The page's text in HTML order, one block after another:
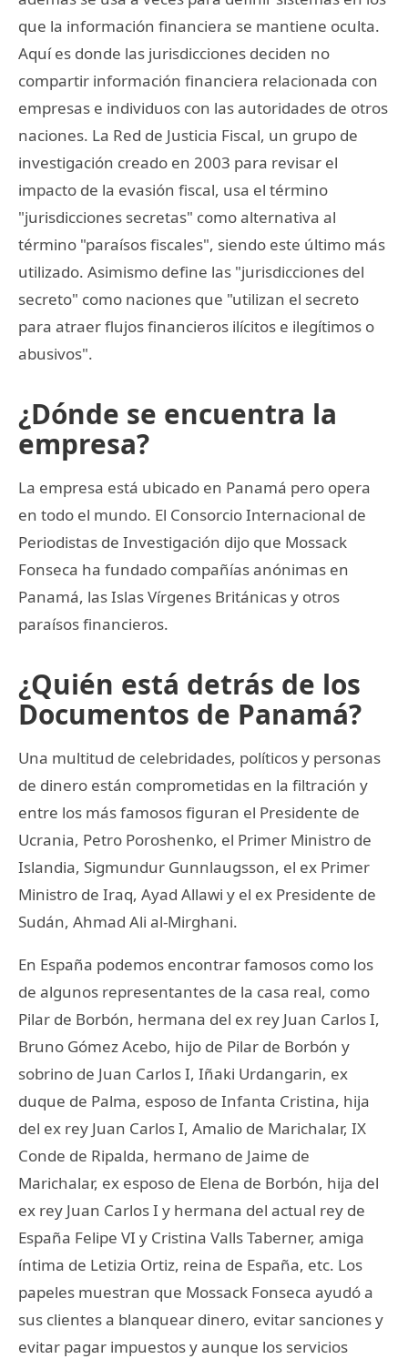
que la información financiera se mantiene oculta.
Aquí es donde las jurisdicciones deciden no
compartir información financiera relacionada con
empresas e individuos con las autoridades de otros
naciones. La Red de Justicia Fiscal, un grupo de
investigación creado en 2003 para revisar el
impacto de la evasión fiscal, usa el término
"jurisdicciones secretas" como alternativa al
término "paraísos fiscales", siendo este último más
utilizado. Asimismo define las "jurisdicciones del
secreto" como naciones que "utilizan el secreto
para atraer flujos financieros ilícitos e ilegítimos o
abusivos".
¿Dónde se encuentra la
empresa?
La empresa está ubicado en Panamá pero opera
en todo el mundo. El Consorcio Internacional de
Periodistas de Investigación dijo que Mossack
Fonseca ha fundado compañías anónimas en
Panamá, las Islas Vírgenes Británicas y otros
paraísos financieros.
¿Quién está detrás de los
Documentos de Panamá?
Una multitud de celebridades, políticos y personas
de dinero están comprometidas en la filtración y
entre los más famosos figuran el Presidente de
Ucrania, Petro Poroshenko, el Primer Ministro de
Islandia, Sigmundur Gunnlaugsson, el ex Primer
Ministro de Iraq, Ayad Allawi y el ex Presidente de
Sudán, Ahmad Ali al-Mirghani.
En España podemos encontrar famosos como los
de algunos representantes de la casa real, como
Pilar de Borbón, hermana del ex rey Juan Carlos I,
Bruno Gómez Acebo, hijo de Pilar de Borbón y
sobrino de Juan Carlos I, Iñaki Urdangarin, ex
duque de Palma, esposo de Infanta Cristina, hija
del ex rey Juan Carlos I, Amalio de Marichalar, IX
Conde de Ripalda, hermano de Jaime de
Marichalar, ex esposo de Elena de Borbón, hija del
ex rey Juan Carlos I y hermana del actual rey de
España Felipe VI y Cristina Valls Taberner, amiga
íntima de Letizia Ortiz, reina de España, etc. Los
papeles muestran que Mossack Fonseca ayudó a
sus clientes a blanquear dinero, evitar sanciones y
evitar pagar impuestos y aunque los servicios